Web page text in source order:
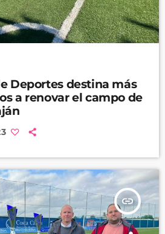
Deportes destina más
a renovar el campo de
insert_link